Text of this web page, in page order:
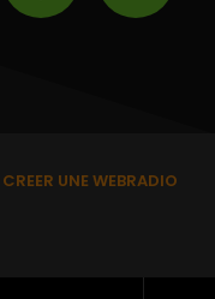
CREER UNE WEBRADIO